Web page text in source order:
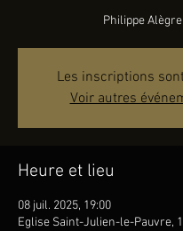
Philippe Alègre
Les inscriptions
Voir autres
Heure et lieu
08 juil. 2025, 19:00
Eglise Saint-Julien-le-Pauvre,